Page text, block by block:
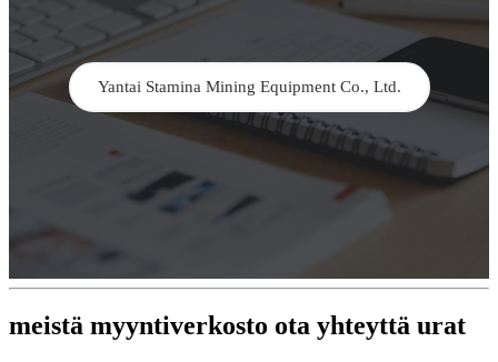
Yantai Stamina Mining Equipment Co., Ltd.
meistä myyntiverkosto ota yhteyttä urat